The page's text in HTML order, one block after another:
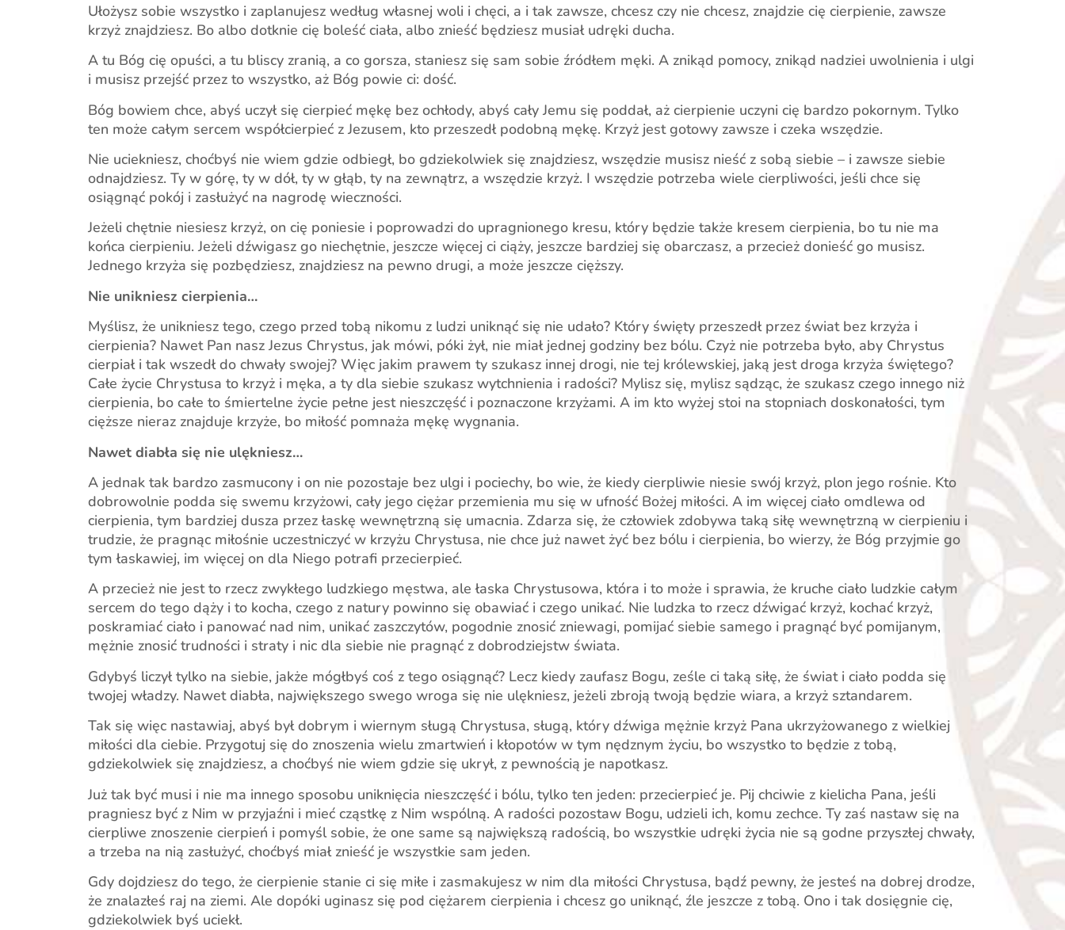
Ułożysz sobie wszystko i zaplanujesz według własnej woli i chęci, a i tak zawsze, chcesz czy nie chcesz, znajdzie cię cierpienie, zawsze
krzyż znajdziesz. Bo albo dotknie cię boleść ciała, albo znieść będziesz musiał udręki ducha.
A tu Bóg cię opuści, a tu bliscy zranią, a co gorsza, staniesz się sam sobie źródłem męki. A znikąd pomocy, znikąd nadziei uwolnienia i ulgi
i musisz przejść przez to wszystko, aż Bóg powie ci: dość.
Bóg bowiem chce, abyś uczył się cierpieć mękę bez ochłody, abyś cały Jemu się poddał, aż cierpienie uczyni cię bardzo pokornym. Tylko
ten może całym sercem współcierpieć z Jezusem, kto przeszedł podobną mękę. Krzyż jest gotowy zawsze i czeka wszędzie.
Nie uciekniesz, choćbyś nie wiem gdzie odbiegł, bo gdziekolwiek się znajdziesz, wszędzie musisz nieść z sobą siebie – i zawsze siebie
odnajdziesz. Ty w górę, ty w dół, ty w głąb, ty na zewnątrz, a wszędzie krzyż. I wszędzie potrzeba wiele cierpliwości, jeśli chce się
osiągnąć pokój i zasłużyć na nagrodę wieczności.
Jeżeli chętnie niesiesz krzyż, on cię poniesie i poprowadzi do upragnionego kresu, który będzie także kresem cierpienia, bo tu nie ma
końca cierpieniu. Jeżeli dźwigasz go niechętnie, jeszcze więcej ci ciąży, jeszcze bardziej się obarczasz, a przecież donieść go musisz.
Jednego krzyża się pozbędziesz, znajdziesz na pewno drugi, a może jeszcze cięższy.
Nie unikniesz cierpienia…
Myślisz, że unikniesz tego, czego przed tobą nikomu z ludzi uniknąć się nie udało? Który święty przeszedł przez świat bez krzyża i
cierpienia? Nawet Pan nasz Jezus Chrystus, jak mówi, póki żył, nie miał jednej godziny bez bólu. Czyż nie potrzeba było, aby Chrystus
cierpiał i tak wszedł do chwały swojej? Więc jakim prawem ty szukasz innej drogi, nie tej królewskiej, jaką jest droga krzyża świętego?
Całe życie Chrystusa to krzyż i męka, a ty dla siebie szukasz wytchnienia i radości? Mylisz się, mylisz sądząc, że szukasz czego innego niż
cierpienia, bo całe to śmiertelne życie pełne jest nieszczęść i poznaczone krzyżami. A im kto wyżej stoi na stopniach doskonałości, tym
cięższe nieraz znajduje krzyże, bo miłość pomnaża mękę wygnania.
Nawet diabła się nie ulękniesz…
A jednak tak bardzo zasmucony i on nie pozostaje bez ulgi i pociechy, bo wie, że kiedy cierpliwie niesie swój krzyż, plon jego rośnie. Kto
dobrowolnie podda się swemu krzyżowi, cały jego ciężar przemienia mu się w ufność Bożej miłości. A im więcej ciało omdlewa od
cierpienia, tym bardziej dusza przez łaskę wewnętrzną się umacnia. Zdarza się, że człowiek zdobywa taką siłę wewnętrzną w cierpieniu i
trudzie, że pragnąc miłośnie uczestniczyć w krzyżu Chrystusa, nie chce już nawet żyć bez bólu i cierpienia, bo wierzy, że Bóg przyjmie go
tym łaskawiej, im więcej on dla Niego potrafi przecierpieć.
A przecież nie jest to rzecz zwykłego ludzkiego męstwa, ale łaska Chrystusowa, która i to może i sprawia, że kruche ciało ludzkie całym
sercem do tego dąży i to kocha, czego z natury powinno się obawiać i czego unikać. Nie ludzka to rzecz dźwigać krzyż, kochać krzyż,
poskramiać ciało i panować nad nim, unikać zaszczytów, pogodnie znosić zniewagi, pomijać siebie samego i pragnąć być pomijanym,
mężnie znosić trudności i straty i nic dla siebie nie pragnąć z dobrodziejstw świata.
Gdybyś liczył tylko na siebie, jakże mógłbyś coś z tego osiągnąć? Lecz kiedy zaufasz Bogu, ześle ci taką siłę, że świat i ciało podda się
twojej władzy. Nawet diabła, największego swego wroga się nie ulękniesz, jeżeli zbroją twoją będzie wiara, a krzyż sztandarem.
Tak się więc nastawiaj, abyś był dobrym i wiernym sługą Chrystusa, sługą, który dźwiga mężnie krzyż Pana ukrzyżowanego z wielkiej
miłości dla ciebie. Przygotuj się do znoszenia wielu zmartwień i kłopotów w tym nędznym życiu, bo wszystko to będzie z tobą,
gdziekolwiek się znajdziesz, a choćbyś nie wiem gdzie się ukrył, z pewnością je napotkasz.
Już tak być musi i nie ma innego sposobu uniknięcia nieszczęść i bólu, tylko ten jeden: przecierpieć je. Pij chciwie z kielicha Pana, jeśli
pragniesz być z Nim w przyjaźni i mieć cząstkę z Nim wspólną. A radości pozostaw Bogu, udzieli ich, komu zechce. Ty zaś nastaw się na
cierpliwe znoszenie cierpień i pomyśl sobie, że one same są największą radością, bo wszystkie udręki życia nie są godne przyszłej chwały,
a trzeba na nią zasłużyć, choćbyś miał znieść je wszystkie sam jeden.
Gdy dojdziesz do tego, że cierpienie stanie ci się miłe i zasmakujesz w nim dla miłości Chrystusa, bądź pewny, że jesteś na dobrej drodze,
że znalazłeś raj na ziemi. Ale dopóki uginasz się pod ciężarem cierpienia i chcesz go uniknąć, źle jeszcze z tobą. Ono i tak dosięgnie cię,
gdziekolwiek byś uciekł.